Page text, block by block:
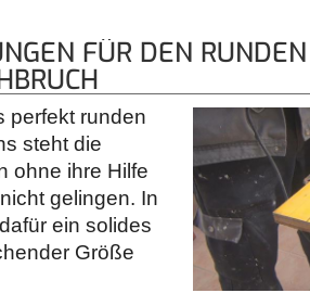
FÜR DEN RUNDEN
perfekt runden
steht die
ohne ihre Hilfe
gelingen. In
ein solides
Größe